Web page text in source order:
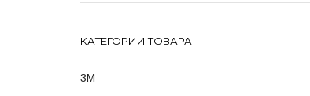
КАТЕГОРИИ ТОВАРА
3M